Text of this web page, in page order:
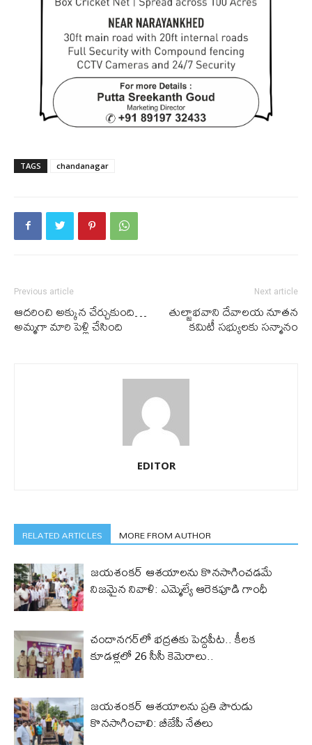
TAGS chandanagar
Previous article
ఆదరించి అక్కున చేర్చుకుంది…
అమ్మగా మారి పెళ్లి చేసింది
Next article
తుల్జాభ‌వాని దేవాల‌య‌ నూత‌న
క‌మిటీ స‌భ్యుల‌కు స‌న్మానం
EDITOR
RELATED ARTICLES MORE FROM AUTHOR
జయశంకర్ ఆశయాలను కొనసాగించడమే
నిజమైన నివాళి: ఎమ్మెల్యే ఆరెక‌పూడి గాంధీ
చందానగర్‌లో భద్రతకు పెద్దపీట.. కీలక
కూడళ్లలో 26 సీసీ కెమెరాలు..
జయశంకర్ ఆశయాలను ప్రతి పౌరుడు
కొనసాగించాలి: బీజేపీ నేతలు